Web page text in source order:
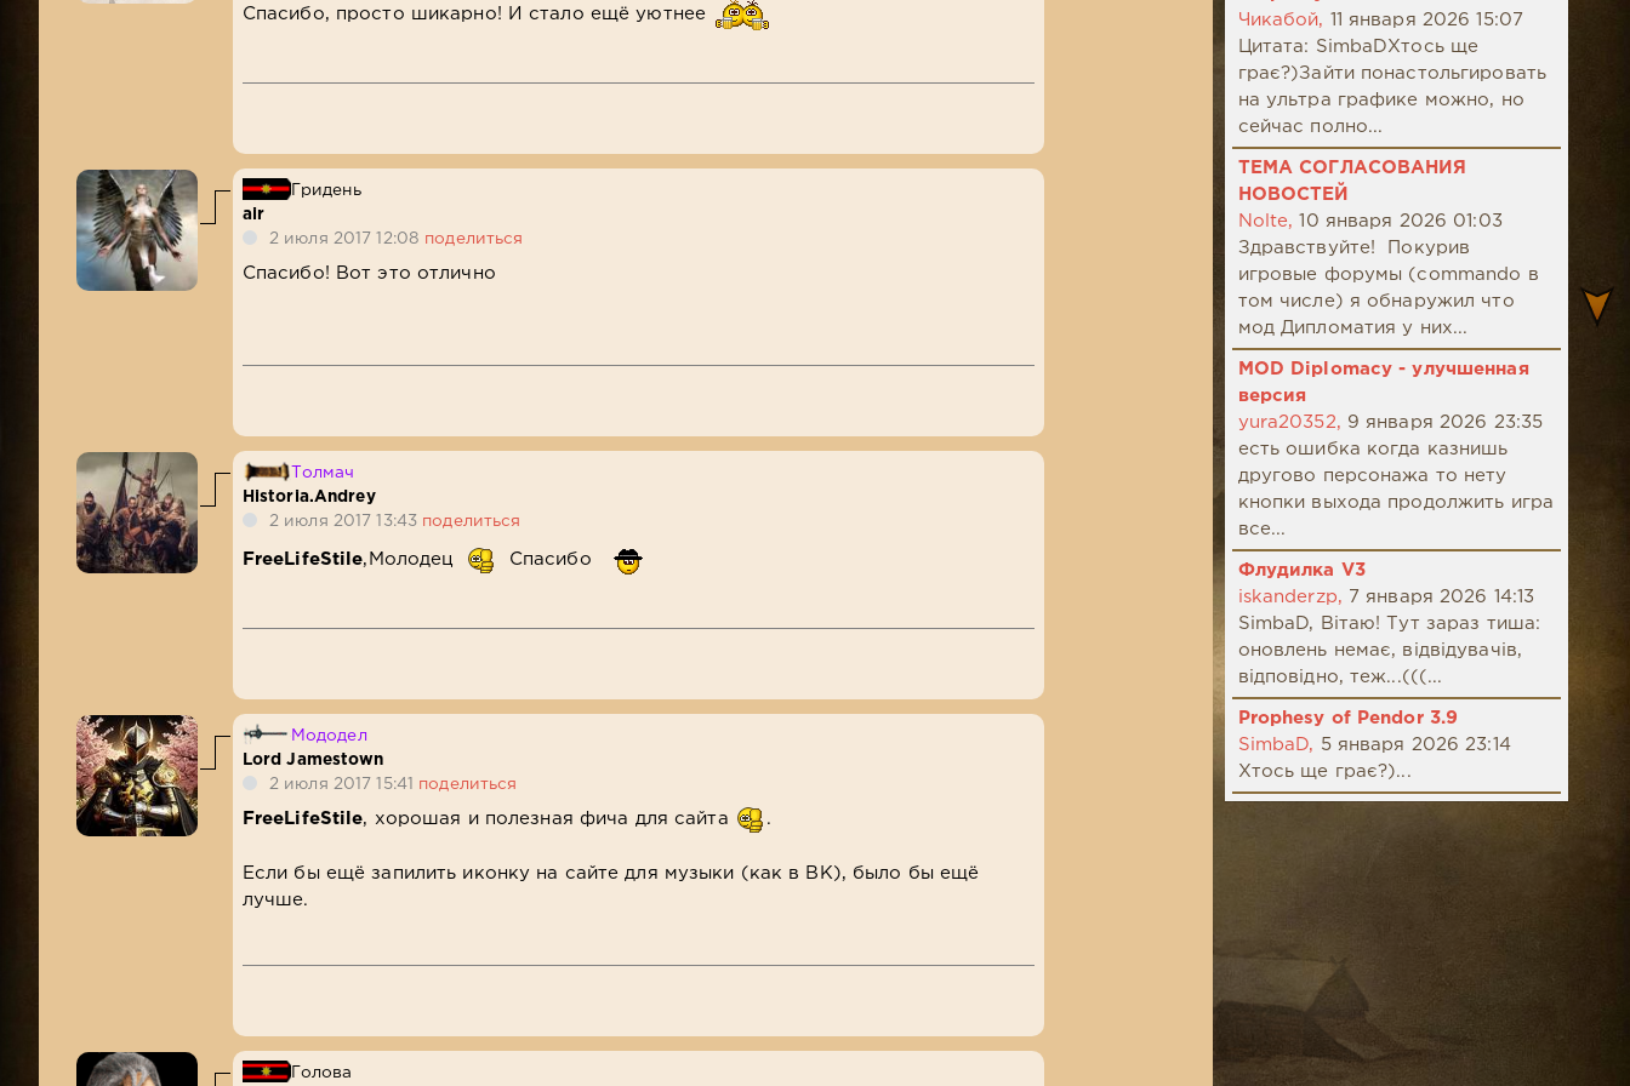
Спасибо, просто шикарно! И стало ещё уютнее
Гридень
air
2 июля 2017 12:08 поделиться
Спасибо! Вот это отлично
Толмач
Historia.Andrey
2 июля 2017 13:43 поделиться
FreeLifeStile,Молодец Спасибо
Мододел
Lord Jamestown
2 июля 2017 15:41 поделиться
FreeLifeStile, хорошая и полезная фича для сайта .
Если бы ещё запилить иконку на сайте для музыки (как в ВК), было бы ещё
лучше.
Голова
Чикабой,
11 января 2026 15:07
Цитата: SimbaDХтось ще
грає?)Зайти понастольгировать
на ультра графике можно, но
сейчас полно...
ТЕМА СОГЛАСОВАНИЯ
НОВОСТЕЙ
Nolte,
10 января 2026 01:03
Здравствуйте! Покурив
игровые форумы (commando в
том числе) я обнаружил что
мод Дипломатия у них...
MOD Diplomacy - улучшенная
версия
yura20352, 9 января 2026 23:35
есть ошибка когда казнишь
другово персонажа то нету
кнопки выхода продолжить игра
все...
Флудилка V3
iskanderzp,
7 января 2026 14:13
SimbaD, Вітаю! Тут зараз тиша:
оновлень немає, відвідувачів,
відповідно, теж...(((...
Prophesy of Pendor 3.9
SimbaD,
5 января 2026 23:14
Хтось ще грає?)...